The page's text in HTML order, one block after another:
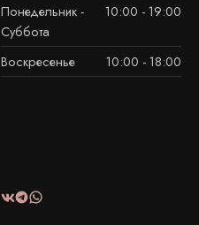
Понедельник -
Суббота
10:00 - 19:00
Воскресенье 10:00 - 18:00